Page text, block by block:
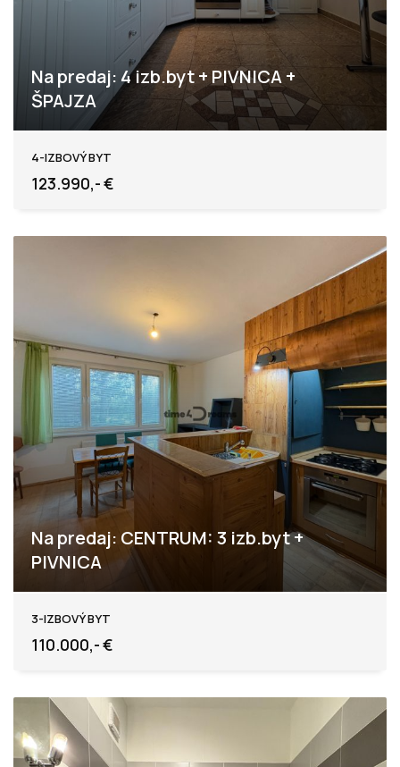
Na predaj: 4 izb.byt + PIVNICA +
ŠPAJZA
4-IZBOVÝ BYT
123.990,- €
Na predaj: CENTRUM: 3 izb.byt +
PIVNICA
3-IZBOVÝ BYT
110.000,- €